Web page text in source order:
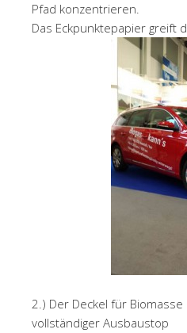
Pfad konzentrieren.
Das Eckpunktepapier greift
2.) Der Deckel für
vollständiger Ausbaustop